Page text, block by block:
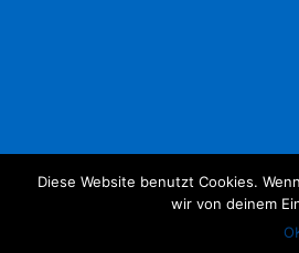
Diese Website benutzt Cookies.
wir von deinem